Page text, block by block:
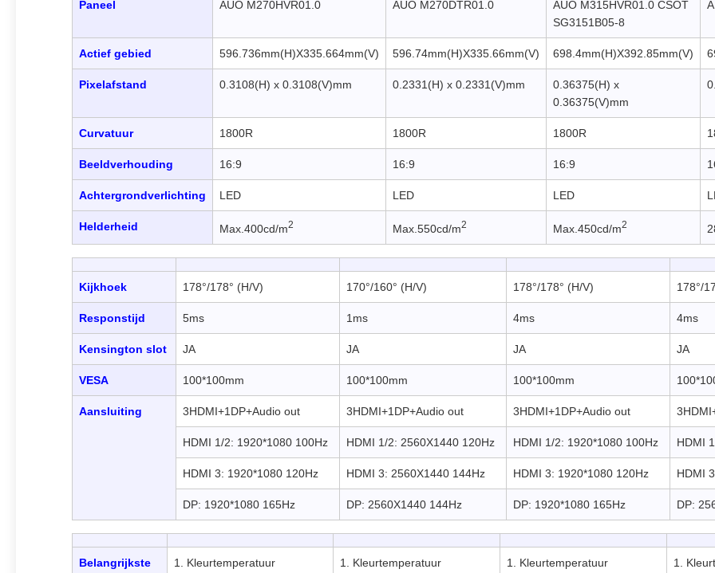
Paneel AUO M270HVR01.0 AUO M270DTR01.0
AUO M315HVR01.0 CSOT
SG3151B05-8
Actief gebied 596.736mm(H)X335.664mm(V) 596.74mm(H)X335.66mm(V) 698.4mm(H)X392.85mm(V)
Pixelafstand 0.3108(H) x 0.3108(V)mm 0.2331(H) x 0.2331(V)mm
0.36375(H) x
0.36375(V)mm
Curvatuur 1800R 1800R 1800R
Beeldverhouding 16:9 16:9 16:9
Achtergrondverlichting LED LED LED
Helderheid Max.400cd/m2 Max.550cd/m2 Max.450cd/m2
Kijkhoek 178°/178° (H/V) 170°/160° (H/V) 178°/178° (H/V) 178°/
Responstijd 5ms 1ms 4ms 4ms
Kensington slot JA JA JA JA
VESA 100*100mm 100*100mm 100*100mm
Aansluiting 3HDMI+1DP+Audio out 3HDMI+1DP+Audio out 3HDMI+1DP+Audio out
HDMI 1/2: 1920*1080 100Hz HDMI 1/2: 2560X1440 120Hz HDMI 1/2: 1920*1080 100Hz HDMI
HDMI 3: 1920*1080 120Hz HDMI 3: 2560X1440 144Hz HDMI 3: 1920*1080 120Hz HDMI
DP: 1920*1080 165Hz DP: 2560X1440 144Hz DP: 1920*1080 165Hz DP:
Belangrijkste
1. Kleurtemperatuur
1. Kleurtemperatuur
1. Kleurtemperatuur
1.